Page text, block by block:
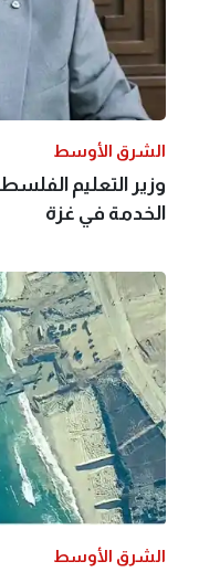
الشرق الأوسط
الخدمة في غزة
الشرق الأوسط